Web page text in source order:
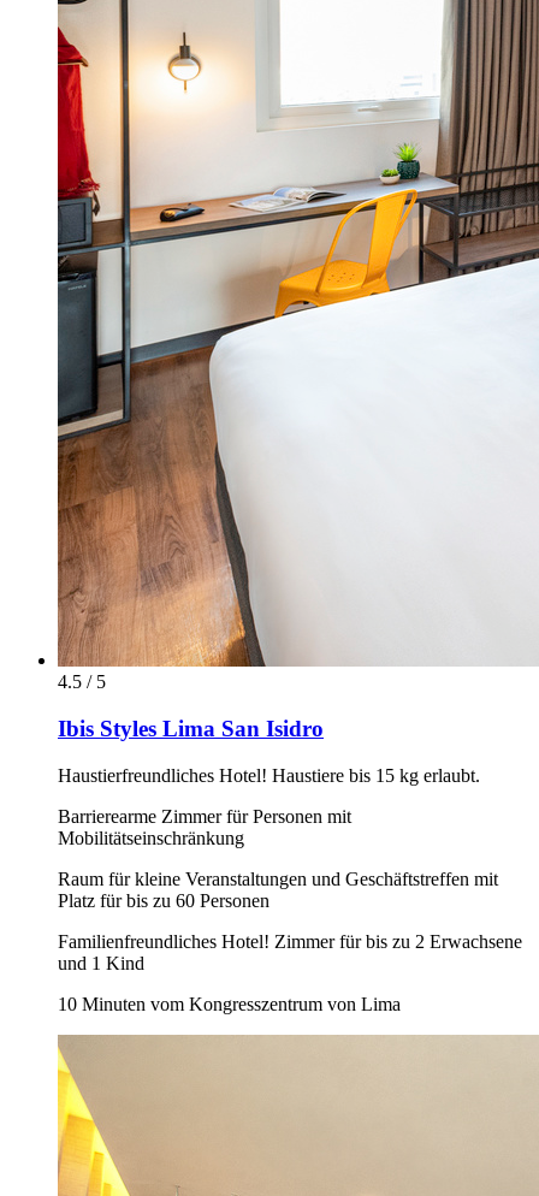
4.5 / 5
Ibis Styles Lima San Isidro
Haustierfreundliches Hotel! Haustiere bis 15 kg erlaubt.
Barrierearme Zimmer für Personen mit
Mobilitätseinschränkung
Raum für kleine Veranstaltungen und Geschäftstreffen mit
Platz für bis zu 60 Personen
Familienfreundliches Hotel! Zimmer für bis zu 2 Erwachsene
und 1 Kind
10 Minuten vom Kongresszentrum von Lima